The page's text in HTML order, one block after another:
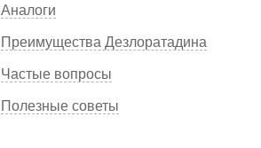
Аналоги
Преимущества Дезлоратадина
Частые вопросы
Полезные советы